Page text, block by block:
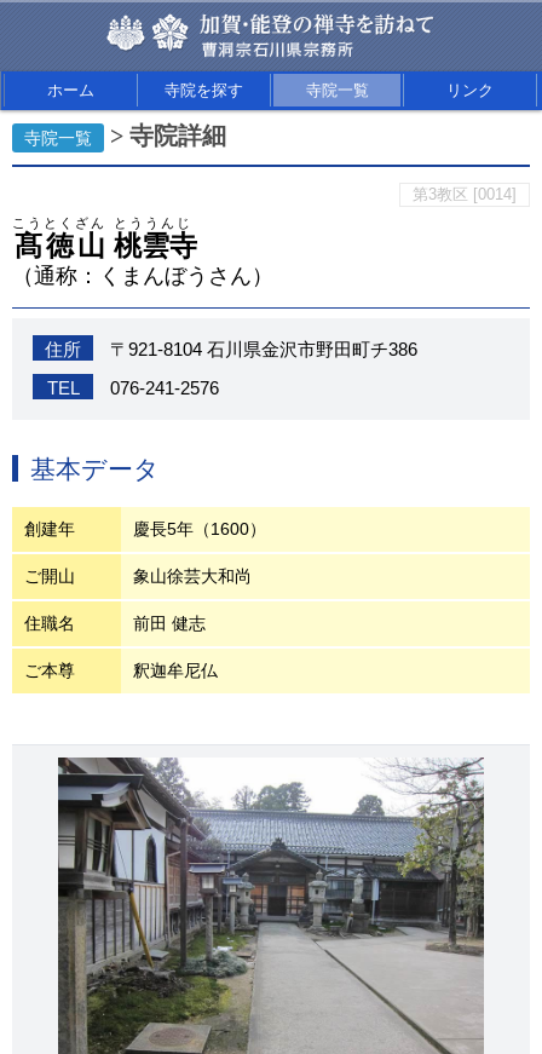
ホーム 寺院を探す 寺院一覧 リンク
寺院一覧 > 寺院詳細
髙徳山
こうとくざん
桃雲寺
とううんじ
（通称：くまんぼうさん）
第3教区 [0014]
住所
〒921-8104 石川県金沢市野田町チ386
TEL
076-241-2576
基本データ
創建年 慶長5年（1600）
ご開山 象山徐芸大和尚
住職名 前田 健志
ご本尊 釈迦牟尼仏